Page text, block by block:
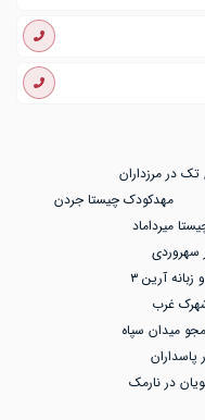
در مرزداران
مهدکودک چیستا جردن
میرداماد
آرین ۳
غرب
میدان سپاه
در نارمک